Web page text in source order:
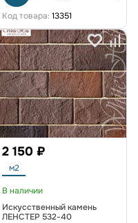
Код товара: 13351
2 150 ₽
м2
В наличии
Искусственный камень
ЛЕНСТЕР 532-40